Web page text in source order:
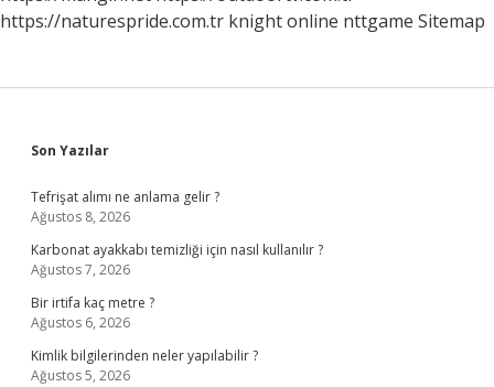
https://naturespride.com.tr knight online nttgame Sitemap
Sidebar
Son Yazılar
Tefrişat alımı ne anlama gelir ?
Ağustos 8, 2026
Karbonat ayakkabı temizliği için nasıl kullanılır ?
Ağustos 7, 2026
Bir irtifa kaç metre ?
Ağustos 6, 2026
Kimlik bilgilerinden neler yapılabilir ?
Ağustos 5, 2026